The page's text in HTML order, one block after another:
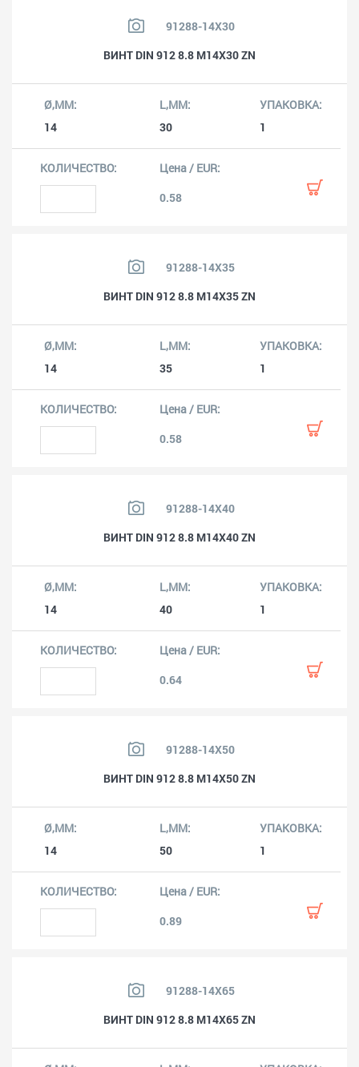
91288-14X30
ВИНТ DIN 912 8.8 M14X30 ZN
14 30 1
0.58
91288-14X35
ВИНТ DIN 912 8.8 M14X35 ZN
14 35 1
0.58
91288-14X40
ВИНТ DIN 912 8.8 M14X40 ZN
14 40 1
0.64
91288-14X50
ВИНТ DIN 912 8.8 M14X50 ZN
14 50 1
0.89
91288-14X65
ВИНТ DIN 912 8.8 M14X65 ZN